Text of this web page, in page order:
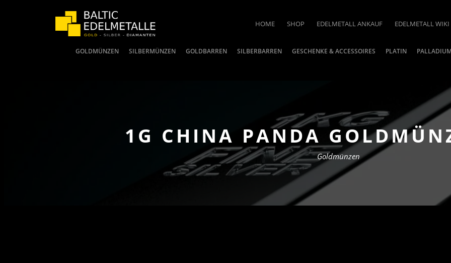
HOME SHOP EDELMETALL ANKAUF EDELMETALL WIKI
GOLDMÜNZEN SILBERMÜNZEN GOLDBARREN SILBERBARREN GESCHENKE & ACCESSOIRES PLATIN
1G CHINA PANDA
Goldmünzen